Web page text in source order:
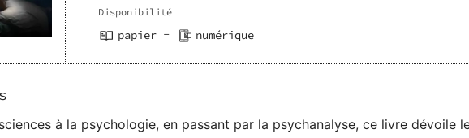
Disponibilité
papier - numérique
à la psychologie, en passant par la psychanalyse, ce livre dévoile